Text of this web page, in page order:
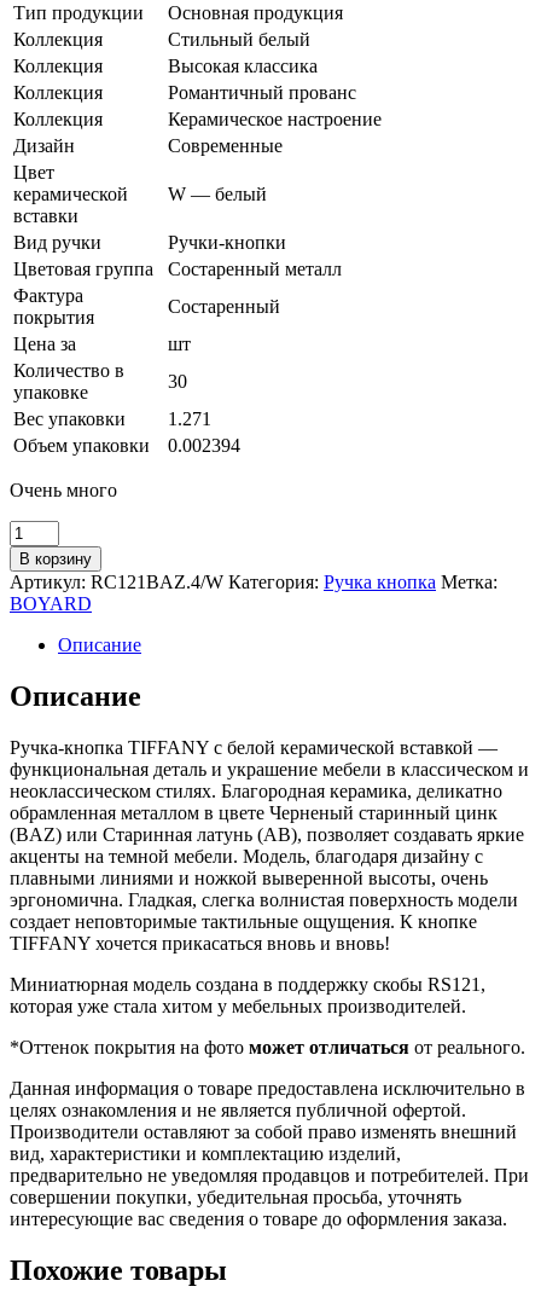
Тип продукции
Основная продукция
Коллекция
Стильный белый
Коллекция
Высокая классика
Коллекция
Романтичный прованс
Коллекция
Керамическое настроение
Дизайн
Современные
Цвет
керамической
вставки
W — белый
Вид ручки
Ручки-кнопки
Цветовая группа
Состаренный металл
Фактура
покрытия
Состаренный
Цена за
шт
Количество в
упаковке
30
Вес упаковки
1.271
Объем упаковки
0.002394
Очень много
Количество
товара
Мебельная
ручка
TIFFANY
RC121BAZ.4/W
В корзину
Артикул: RC121BAZ.4/W Категория: Ручка кнопка Метка:
BOYARD
Описание
Описание
Ручка-кнопка TIFFANY с белой керамической вставкой —
функциональная деталь и украшение мебели в классическом и
неоклассическом стилях. Благородная керамика, деликатно
обрамленная металлом в цвете Черненый старинный цинк
(BAZ) или Старинная латунь (АВ), позволяет создавать яркие
акценты на темной мебели. Модель, благодаря дизайну с
плавными линиями и ножкой выверенной высоты, очень
эргономична. Гладкая, слегка волнистая поверхность модели
создает неповторимые тактильные ощущения. К кнопке
TIFFANY хочется прикасаться вновь и вновь!
Миниатюрная модель создана в поддержку скобы RS121,
которая уже стала хитом у мебельных производителей.
*Оттенок покрытия на фото может отличаться от реального.
Данная информация о товаре предоставлена исключительно в
целях ознакомления и не является публичной офертой.
Производители оставляют за собой право изменять внешний
вид, характеристики и комплектацию изделий,
предварительно не уведомляя продавцов и потребителей. При
совершении покупки, убедительная просьба, уточнять
интересующие вас сведения о товаре до оформления заказа.
Похожие товары